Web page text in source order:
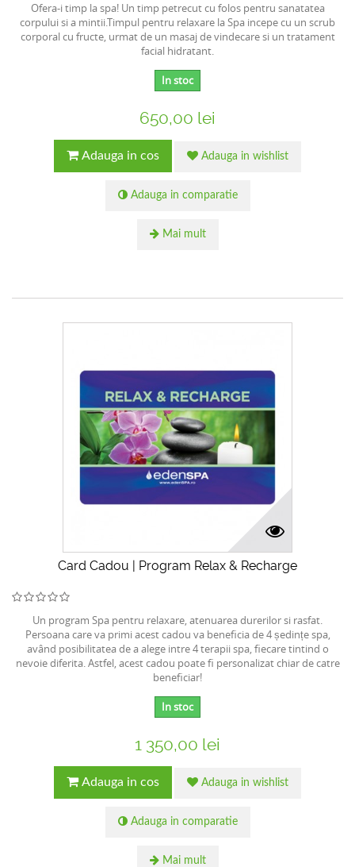
Ofera-i timp la spa! Un timp petrecut cu folos pentru sanatatea
corpului si a mintii.Timpul pentru relaxare la Spa incepe cu un scrub
corporal cu fructe, urmat de un masaj de vindecare si un tratament
facial hidratant.
In stoc
650,00 lei
Adauga in cos Adauga in wishlist
Adauga in comparatie
Mai mult
Card Cadou | Program Relax & Recharge
Un program Spa pentru relaxare, atenuarea durerilor si rasfat.
Persoana care va primi acest cadou va beneficia de 4 ședințe spa,
având posibilitatea de a alege intre 4 terapii spa, fiecare tintind o
nevoie diferita. Astfel, acest cadou poate fi personalizat chiar de catre
beneficiar!
In stoc
1 350,00 lei
Adauga in cos Adauga in wishlist
Adauga in comparatie
Mai mult